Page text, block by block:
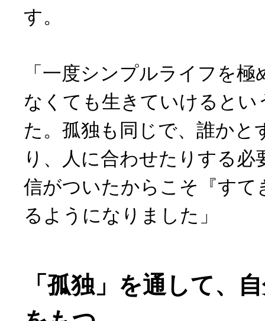
す。
「一度シンプルライフを
なくても生きていけると
た。孤独も同じで、誰かと
り、人に合わせたりする
信がついたからこそ『すて
るようになりました」
「孤独」を通して、